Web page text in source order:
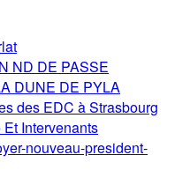
ND DE PASSE
DUNE DE PYLA
des EDC à Strasbourg
Intervenants
nouveau-president-